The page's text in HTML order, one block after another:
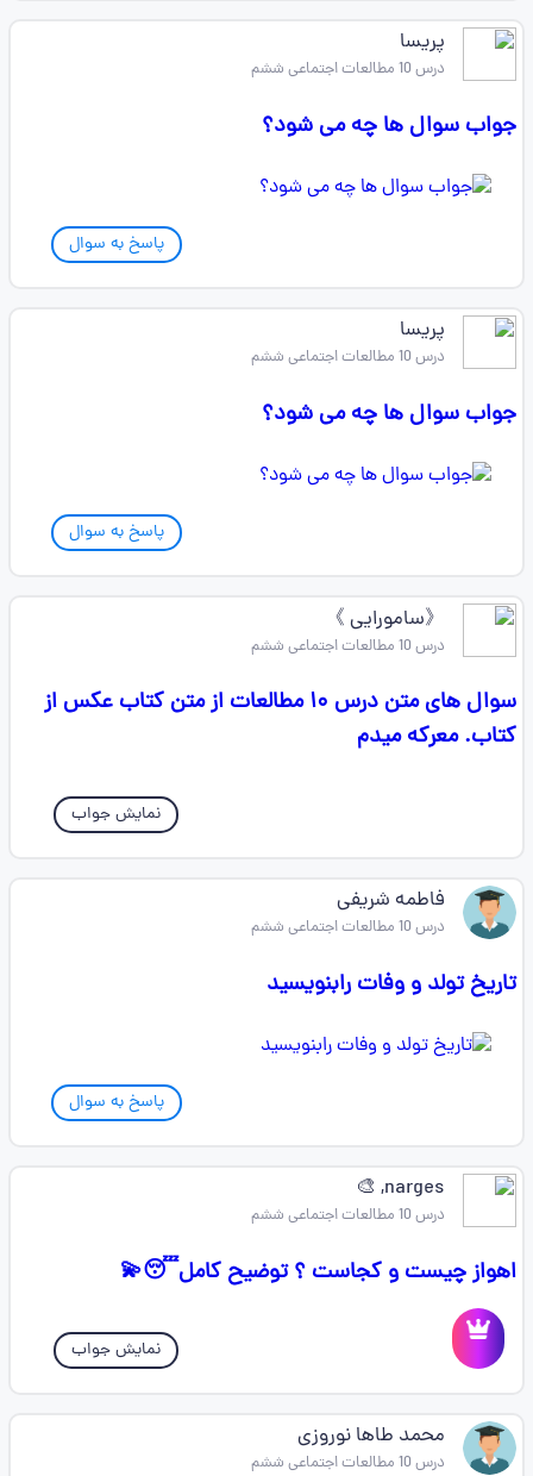
پریسا
درس 10 مطالعات اجتماعی ششم
جواب سوال ها چه می شود؟
پاسخ به سوال
پریسا
درس 10 مطالعات اجتماعی ششم
جواب سوال ها چه می شود؟
پاسخ به سوال
《سامورایی 》
درس 10 مطالعات اجتماعی ششم
سوال های متن درس ۱۰ مطالعات از متن کتاب عکس از
کتاب. معرکه میدم
نمایش جواب
فاطمه شریفی
درس 10 مطالعات اجتماعی ششم
تاریخ تولد و وفات رابنویسید
پاسخ به سوال
narges, 🎨
درس 10 مطالعات اجتماعی ششم
اهواز چیست و کجاست ؟ توضیح کامل😴💫
نمایش جواب
محمد طاها نوروزی
درس 10 مطالعات اجتماعی ششم